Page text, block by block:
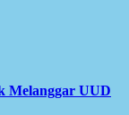
Melanggar UUD